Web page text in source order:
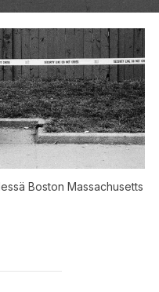
Boston Massachusetts